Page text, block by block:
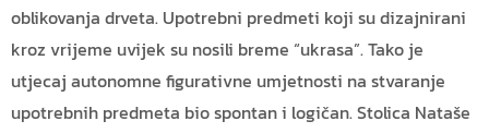
oblikovanja drveta. Upotrebni predmeti koji su dizajnirani
kroz vrijeme uvijek su nosili breme “ukrasa”. Tako je
utjecaj autonomne figurativne umjetnosti na stvaranje
upotrebnih predmeta bio spontan i logičan. Stolica Nataše